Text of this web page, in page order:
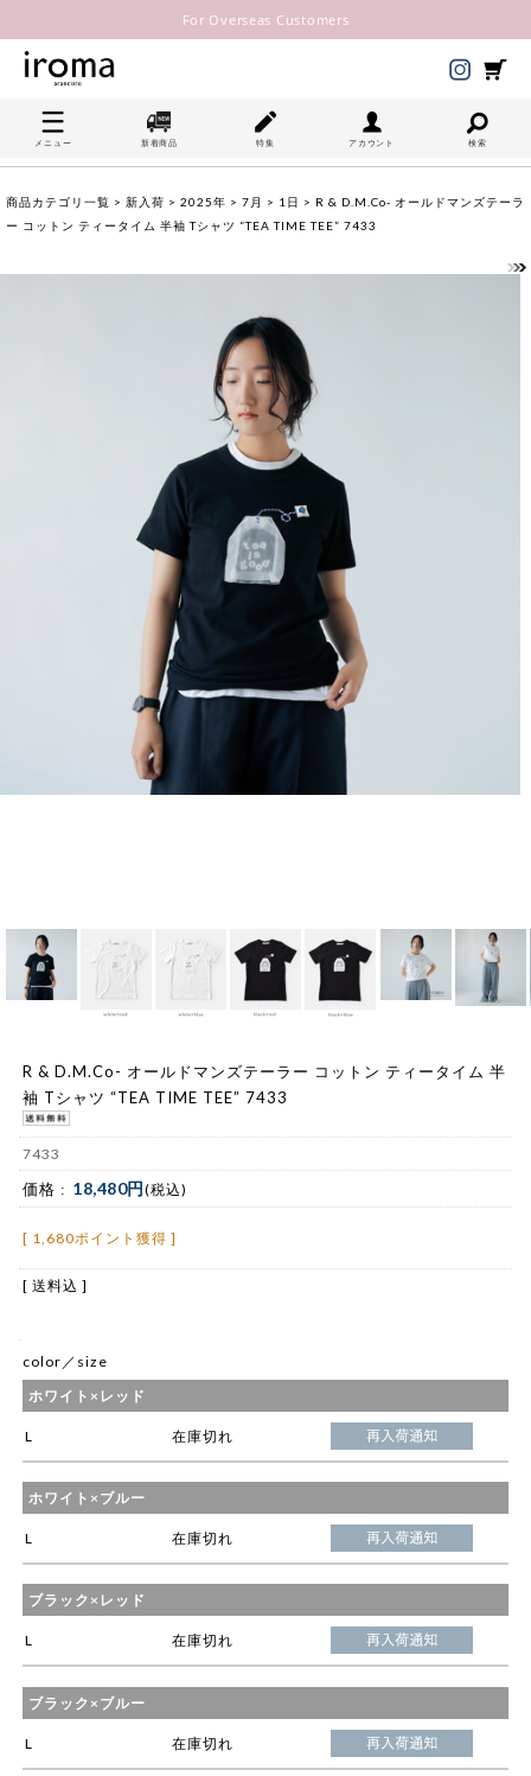
For Overseas Customers
メニュー 新着商品 特集 アカウント 検索
商品カテゴリ一覧 > 新入荷 > 2025年 > 7月 > 1日 > R & D.M.Co- オールドマンズテーラ
ー コットン ティータイム 半袖 Tシャツ “TEA TIME TEE” 7433
R & D.M.Co- オールドマンズテーラー コットン ティータイム 半
袖 Tシャツ “TEA TIME TEE” 7433
7433
価格 : 18,480円(税込)
[ 1,680ポイント獲得 ]
[ 送料込 ]
color／size
ホワイト×レッド
L 在庫切れ
ホワイト×ブルー
L 在庫切れ
ブラック×レッド
L 在庫切れ
ブラック×ブルー
L 在庫切れ